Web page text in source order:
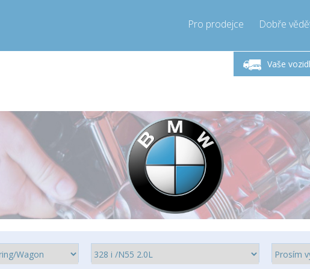
Pro prodejce Dobře
Vaše
Pondělí-Pátek 9-17h
Zavolejte teď!
+421905357897